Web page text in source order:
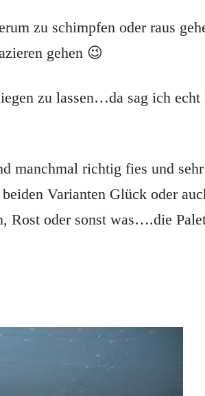
zu schimpfen oder raus
gehen 😉
zu lassen…da sag ich
manchmal richtig fies und
Varianten Glück oder
Rost oder sonst was….die